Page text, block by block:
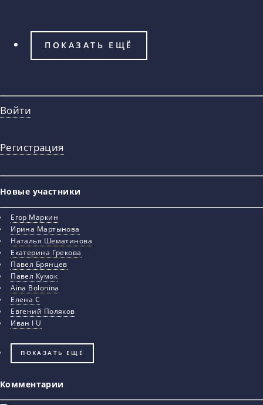
ПОКАЗАТЬ ЕЩЁ
Войти
Регистрация
Новые участники
Егор Маркин
Ирина Мартынова
Наталья Шематинова
Екатерина Грекова
Павел Брянцев
Павел Кумок
Aina Bolonina
Елена С
Евгений Поляков
Иван I U
ПОКАЗАТЬ ЕЩЁ
Комментарии